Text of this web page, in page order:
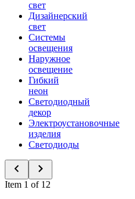
свет
Дизайнерский
свет
Системы
освещения
Наружное
освещение
Гибкий
неон
Светодиодный
декор
Электроустановочные
изделия
Светодиоды
Item 1 of 12